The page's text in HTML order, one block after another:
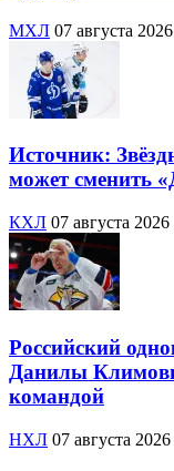
МХЛ 07 августа
Источник:
может сменить
КХЛ 07 августа
Российский
Данилы
командой
НХЛ 07 августа